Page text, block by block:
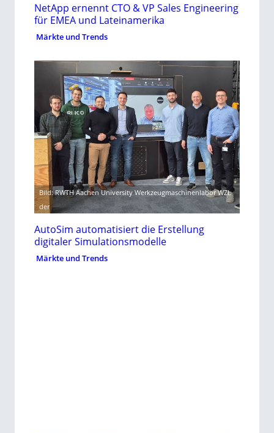
NetApp ernennt CTO & VP Sales Engineering
für EMEA und Lateinamerika
Märkte und Trends
Bild: RWTH Aachen University Werkzeugmaschinenlabor WZL
der
AutoSim automatisiert die Erstellung
digitaler Simulationsmodelle
Märkte und Trends